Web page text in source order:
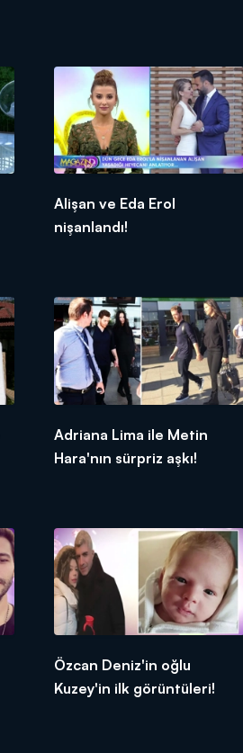
Alişan ve Eda Erol
nişanlandı!
Adriana Lima ile Metin
Hara'nın sürpriz aşkı!
Özcan Deniz'in oğlu
Kuzey'in ilk görüntüleri!